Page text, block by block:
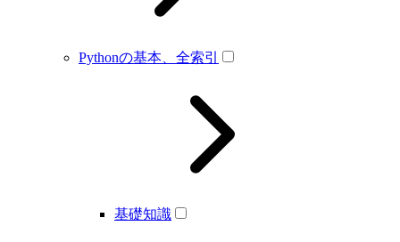
Pythonの基本、全索引
基礎知識